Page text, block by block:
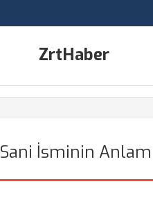
ZrtHaber
Sani İsminin